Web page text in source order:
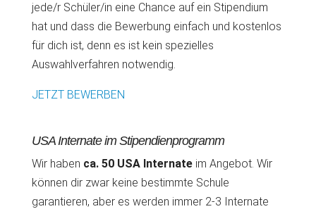
jede/r Schüler/in eine Chance auf ein Stipendium
hat und dass die Bewerbung einfach und kostenlos
für dich ist, denn es ist kein spezielles
Auswahlverfahren notwendig.
JETZT BEWERBEN
USA Internate im Stipendienprogramm
Wir haben ca. 50 USA Internateim Angebot. Wir
können dir zwar keine bestimmte Schule
garantieren, aber es werden immer 2-3 Internate